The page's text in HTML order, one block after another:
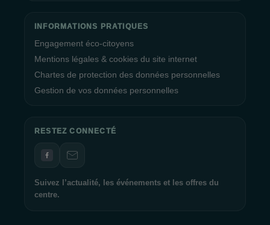
INFORMATIONS PRATIQUES
Engagement éco-citoyens
Mentions légales & cookies du site internet
Chartes de protection des données personnelles
Gestion de vos données personnelles
RESTEZ CONNECTÉ
Suivez l’actualité, les événements et les offres du
centre.